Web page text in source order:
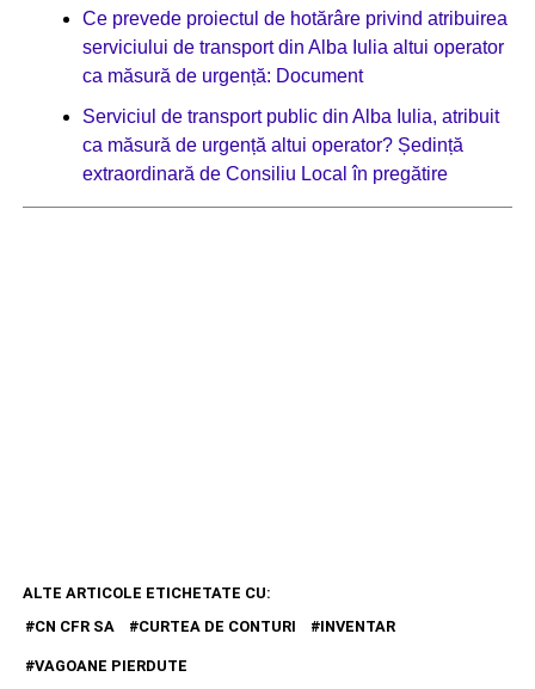
Ce prevede proiectul de hotărâre privind atribuirea
serviciului de transport din Alba Iulia altui operator
ca măsură de urgență: Document
Serviciul de transport public din Alba Iulia, atribuit
ca măsură de urgență altui operator? Ședință
extraordinară de Consiliu Local în pregătire
ALTE ARTICOLE ETICHETATE CU:
CN CFR SA
CURTEA DE CONTURI INVENTAR
VAGOANE PIERDUTE